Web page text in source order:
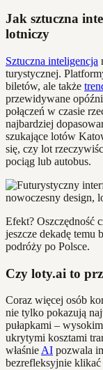
Jak sztuczna
lotniczy
Sztuczna inteligencja
turystycznej.
biletów, ale także
przewidywane
połączeń w czasie
najbardziej
szukające lotów
się, czy lot
pociąg lub autobus.
Efekt? Oszczędność
jeszcze dekadę temu
podróży po Polsce.
Czy loty.ai to
Coraz więcej osób
nie tylko pokazują
pułapkami –
ukrytymi kosztami
właśnieAI pozwala
bezrefleksyjnie